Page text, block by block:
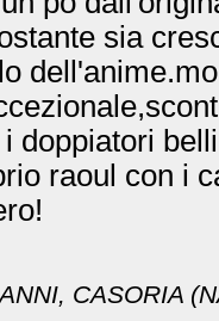
sia
doppiatori
raoul con i
CASORIA